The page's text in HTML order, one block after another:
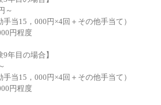
～
手当15，000円×4回＋その他手当て）
円程度
9年目の場合】
手当15，000円×4回＋その他手当て）
円程度